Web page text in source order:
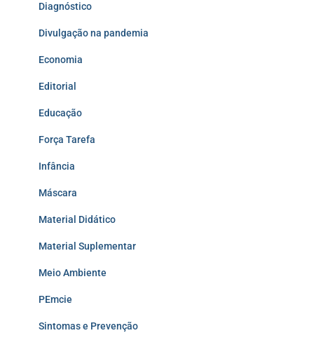
Diagnóstico
Divulgação na pandemia
Economia
Editorial
Educação
Força Tarefa
Infância
Máscara
Material Didático
Material Suplementar
Meio Ambiente
PEmcie
Sintomas e Prevenção